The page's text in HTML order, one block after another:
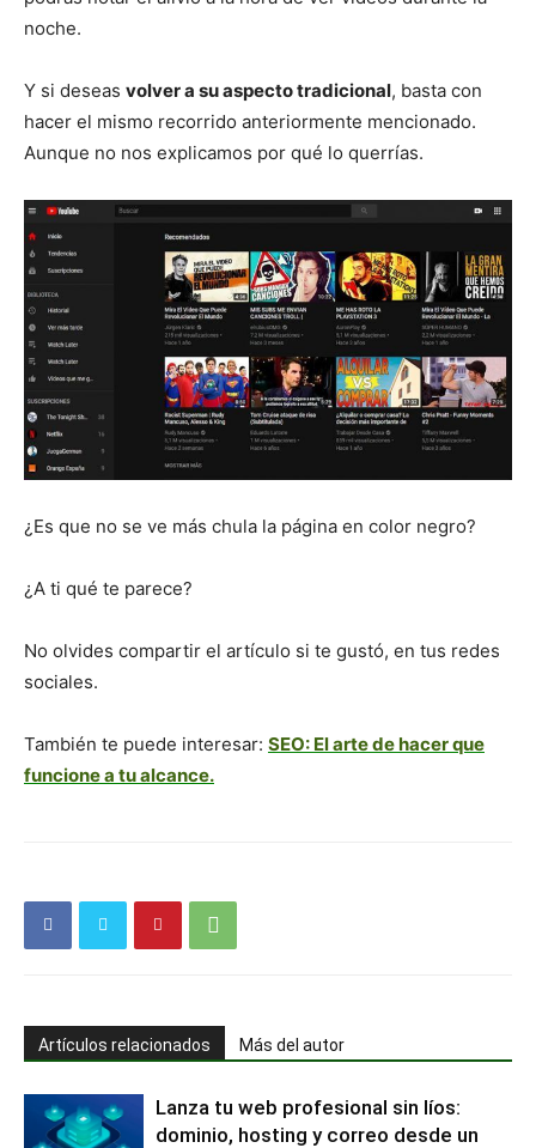
noche.
Y si deseas volver a su aspecto tradicional, basta con
hacer el mismo recorrido anteriormente mencionado.
Aunque no nos explicamos por qué lo querrías.
¿Es que no se ve más chula la página en color negro?
¿A ti qué te parece?
No olvides compartir el artículo si te gustó, en tus redes
sociales.
También te puede interesar: SEO: El arte de hacer que
funcione a tu alcance.
Artículos relacionados Más del autor
Lanza tu web profesional sin líos:
dominio, hosting y correo desde un